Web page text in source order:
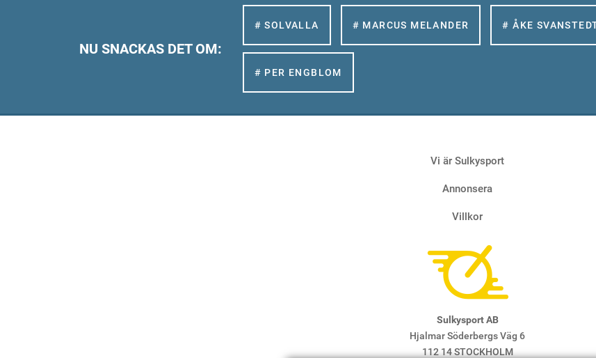
NU SNACKAS DET OM:
# SOLVALLA # MARCUS MELANDER # ÅKE
# PER ENGBLOM
Vi är Sulkysport
Annonsera
Villkor
Sulkysport AB
Hjalmar Söderbergs Väg 6
112 14 STOCKHOLM